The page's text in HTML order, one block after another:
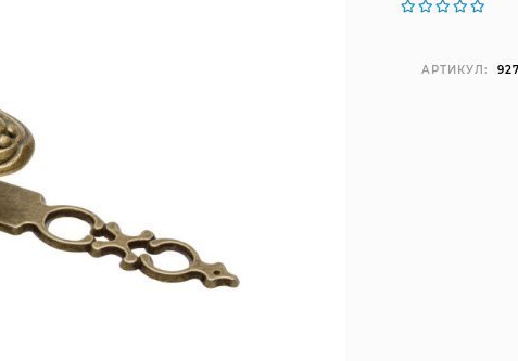
АРТИКУЛ: